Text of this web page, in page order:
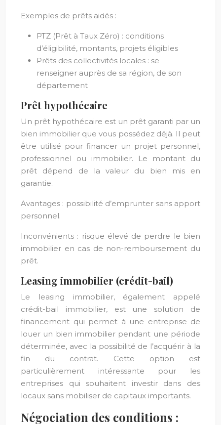
Exemples de prêts aidés :
PTZ (Prêt à Taux Zéro) : conditions
d’éligibilité, montants, projets éligibles
Prêts des collectivités locales : se
renseigner auprès de sa région, de son
département
Prêt hypothécaire
Un prêt hypothécaire est un prêt garanti par un
bien immobilier que vous possédez déjà. Il peut
être utilisé pour financer un projet personnel,
professionnel ou immobilier. Le montant du
prêt dépend de la valeur du bien mis en
garantie.
Avantages : possibilité d’emprunter sans apport
personnel.
Inconvénients : risque élevé de perdre le bien
immobilier en cas de non-remboursement du
prêt.
Leasing immobilier (crédit-bail)
Le leasing immobilier, également appelé
crédit-bail immobilier, est une solution de
financement qui permet à une entreprise de
louer un bien immobilier pendant une période
déterminée, avec la possibilité de l’acquérir à la
fin du contrat. Cette option est
particulièrement intéressante pour les
entreprises qui souhaitent investir dans des
locaux sans mobiliser de capitaux importants.
Négociation des conditions :